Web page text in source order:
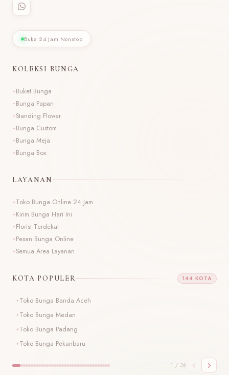
Buka 24 Jam Nonstop
KOLEKSI BUNGA
Buket Bunga
Bunga Papan
Standing Flower
Bunga Custom
Bunga Meja
Bunga Box
LAYANAN
Toko Bunga Online 24 Jam
Kirim Bunga Hari Ini
Florist Terdekat
Pesan Bunga Online
Semua Area Layanan
KOTA POPULER 144 KOTA
Toko Bunga Banda Aceh
Toko Bunga Medan
Toko Bunga Padang
Toko Bunga Pekanbaru
1 / 36